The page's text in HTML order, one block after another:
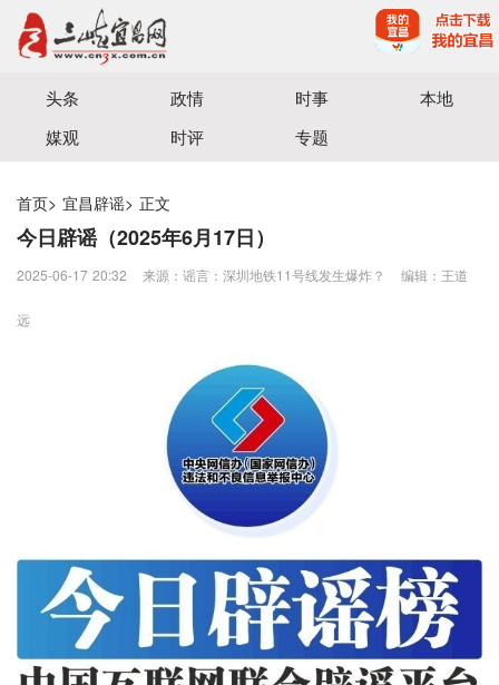
宜昌三峡融媒体中心主办
头条 政情 时事
本地
媒观
时评 专题
首页> 宜昌辟谣> 正文
今日辟谣（2025年6月17日）
2025-06-17 20:32 来源：谣言：深圳地铁11号线发生爆炸？ 编辑：王道
远